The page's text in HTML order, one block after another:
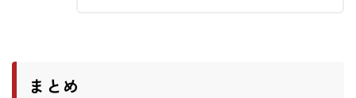
まとめ